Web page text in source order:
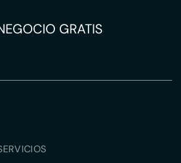
GRATIS